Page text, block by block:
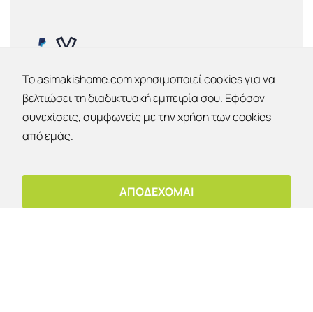
ΕΤΑΙΡΙΑ
Εταιρία
To asimakishome.com χρησιμοποιεί cookies για να
βελτιώσει τη διαδικτυακή εμπειρία σου. Εφόσον
συνεχίσεις, συμφωνείς με την χρήση των cookies
από εμάς.
ΑΠΟΔΕΧΟΜΑΙ
OK